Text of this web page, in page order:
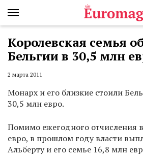
Королевская семья
Бельгии в 30,5 млн
2 марта 2011
Монарх и его близкие стоили
30,5 млн евро.
Помимо ежегодного отчисления
евро, в прошлом году власти
Альберту и его семье 16,8 млн